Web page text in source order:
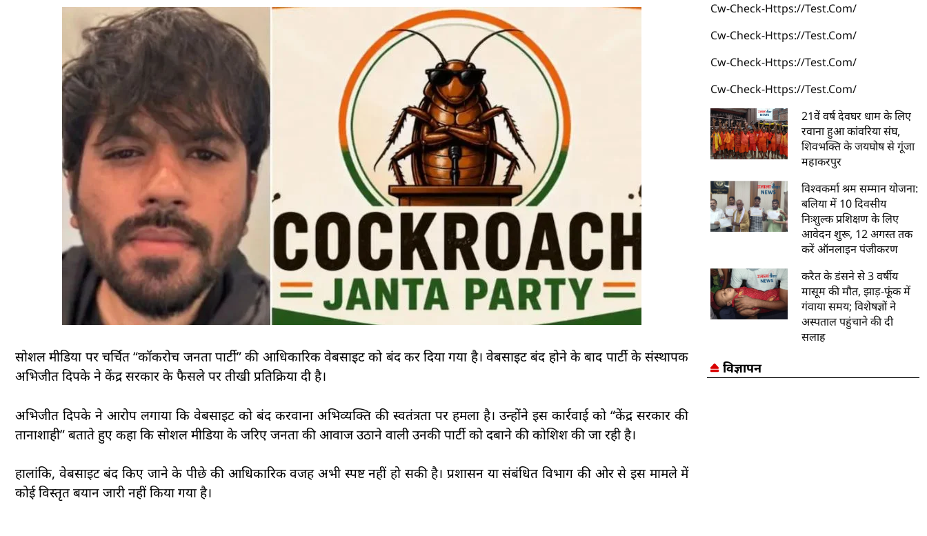
सोशल मीडिया पर चर्चित “कॉकरोच जनता पार्टी” की आधिकारिक वेबसाइट को बंद कर दिया गया है। वेबसाइट बंद होने के बाद पार्टी के संस्थापक
अभिजीत दिपके ने केंद्र सरकार के फैसले पर तीखी प्रतिक्रिया दी है।
अभिजीत दिपके ने आरोप लगाया कि वेबसाइट को बंद करवाना अभिव्यक्ति की स्वतंत्रता पर हमला है। उन्होंने इस कार्रवाई को “केंद्र सरकार की
तानाशाही” बताते हुए कहा कि सोशल मीडिया के जरिए जनता की आवाज उठाने वाली उनकी पार्टी को दबाने की कोशिश की जा रही है।
हालांकि, वेबसाइट बंद किए जाने के पीछे की आधिकारिक वजह अभी स्पष्ट नहीं हो सकी है। प्रशासन या संबंधित विभाग की ओर से इस मामले में
कोई विस्तृत बयान जारी नहीं किया गया है।
Cw-Check-Https://test.com/
Cw-Check-Https://test.com/
Cw-Check-Https://test.com/
Cw-Check-Https://test.com/
21वें वर्ष देवघर धाम के लिए
रवाना हुआ कांवरिया संघ,
शिवभक्ति के जयघोष से गूंजा
महाकरपुर
विश्वकर्मा श्रम सम्मान योजना:
बलिया में 10 दिवसीय
निःशुल्क प्रशिक्षण के लिए
आवेदन शुरू, 12 अगस्त तक
करें ऑनलाइन पंजीकरण
करैत के डंसने से 3 वर्षीय
मासूम की मौत, झाड़-फूंक में
गंवाया समय; विशेषज्ञों ने
अस्पताल पहुंचाने की दी
सलाह
विज्ञापन